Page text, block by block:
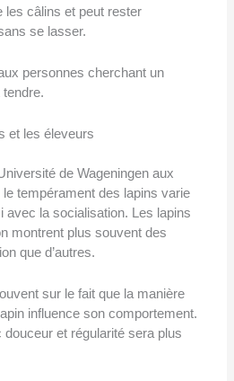
les câlins et peut rester
se lasser.
personnes cherchant un
et les éleveurs
de Wageningen aux
tempérament des lapins varie
la socialisation. Les lapins
montrent plus souvent des
que d’autres.
sur le fait que la manière
influence son comportement.
et régularité sera plus